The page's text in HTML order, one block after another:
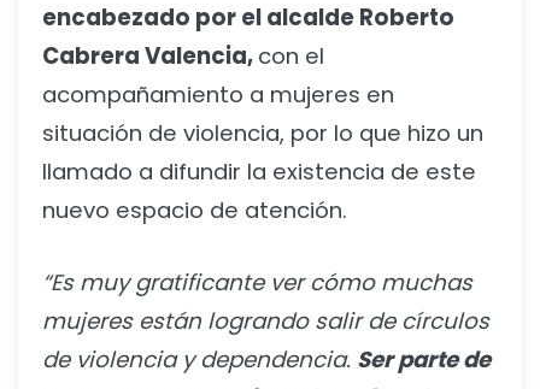
encabezado por el alcalde Roberto
Cabrera Valencia, con el
acompañamiento a mujeres en
situación de violencia, por lo que hizo un
llamado a difundir la existencia de este
nuevo espacio de atención.
“Es muy gratificante ver cómo muchas
mujeres están logrando salir de círculos
de violencia y dependencia. Ser parte de